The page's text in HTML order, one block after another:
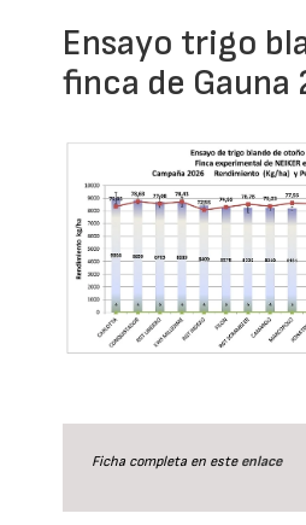
Ensayo trigo
finca de Gauna
Ficha completa en este enlace